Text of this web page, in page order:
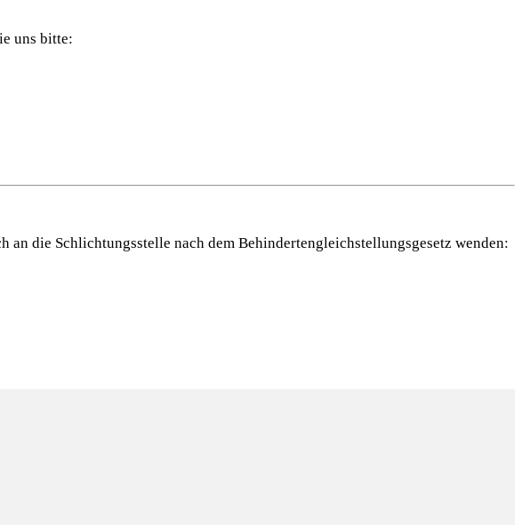
uns bitte:
die Schlichtungsstelle nach dem Behindertengleichstellungsgesetz wenden: